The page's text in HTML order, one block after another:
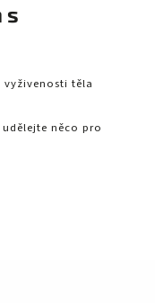
s
vyživenosti těla
udělejte něco pro